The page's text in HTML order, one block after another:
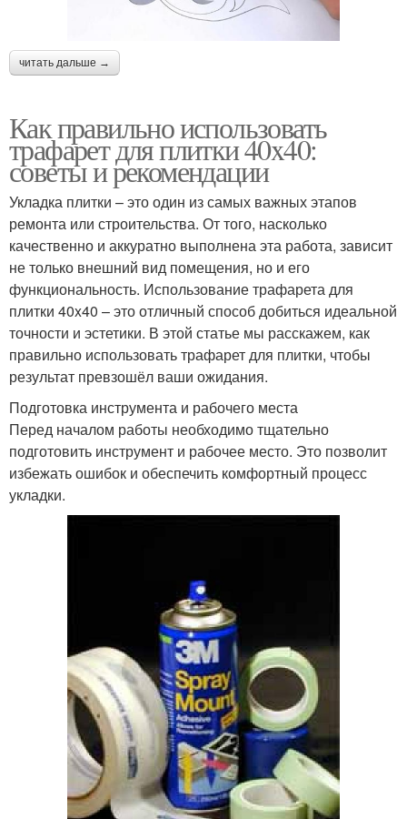
читать дальше →
Как правильно использовать
трафарет для плитки 40x40:
советы и рекомендации
Укладка плитки – это один из самых важных этапов
ремонта или строительства. От того, насколько
качественно и аккуратно выполнена эта работа, зависит
не только внешний вид помещения, но и его
функциональность. Использование трафарета для
плитки 40x40 – это отличный способ добиться идеальной
точности и эстетики. В этой статье мы расскажем, как
правильно использовать трафарет для плитки, чтобы
результат превзошёл ваши ожидания.
Подготовка инструмента и рабочего места
Перед началом работы необходимо тщательно
подготовить инструмент и рабочее место. Это позволит
избежать ошибок и обеспечить комфортный процесс
укладки.